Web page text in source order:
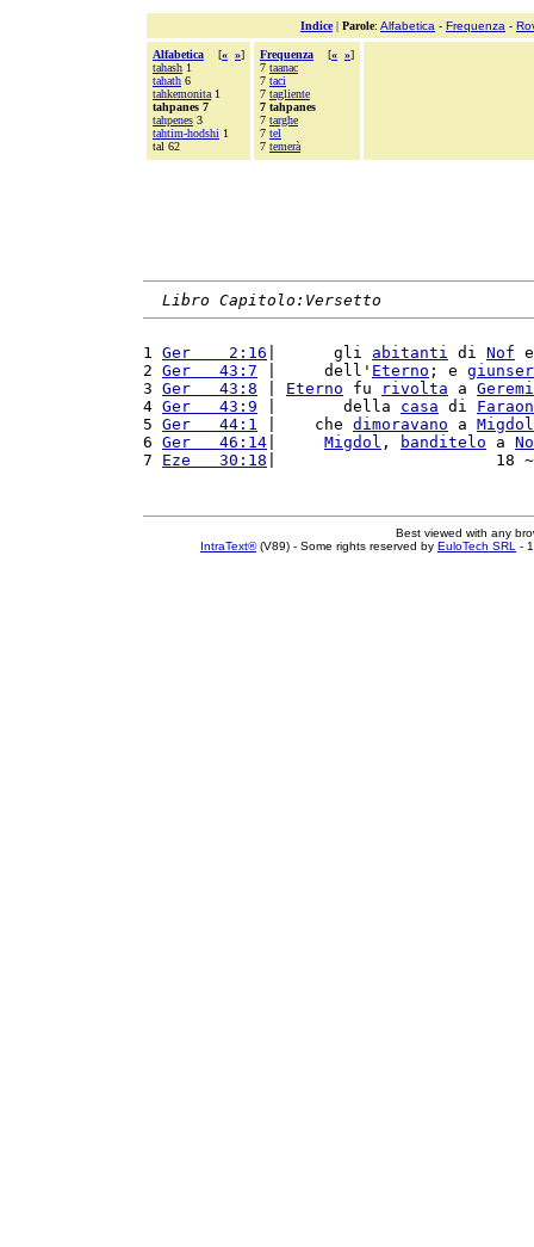
Indice| Parole: Alfabetica - Frequenza -
Alfabetica [« »]
tahash 1
tahath 6
tahkemonita 1
tahpanes 7
tahpenes 3
tahtim-hodshi 1
tal 62
Frequenza [« »]
7 taanac
7 taci
7 tagliente
7 tahpanes
7 targhe
7 tel
7 temerà
Libro Capitolo:Versetto
1 Ger    2:16 |      gli abitanti di Nof
2 Ger   43:7 |     dell' Eterno ; e
3 Ger   43:8 Eterno fu rivolta a
4 Ger   43:9 |       della casa di
5 Ger   44:1 |    che dimoravano a Migdol
6 Ger   46:14 Migdol , banditelo a
7 Eze   30:18 |                       18
Best viewed with any
IntraText®(V89) - Some rights reserved by EuloTech SRL -